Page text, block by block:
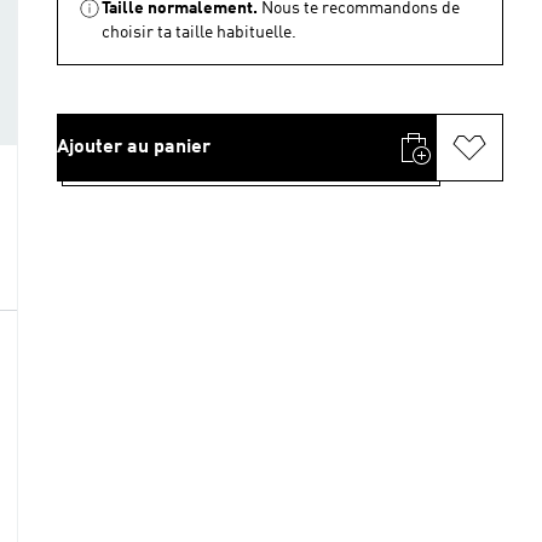
Taille normalement. Nous te recommandons de
choisir ta taille habituelle.
Ajouter au panier